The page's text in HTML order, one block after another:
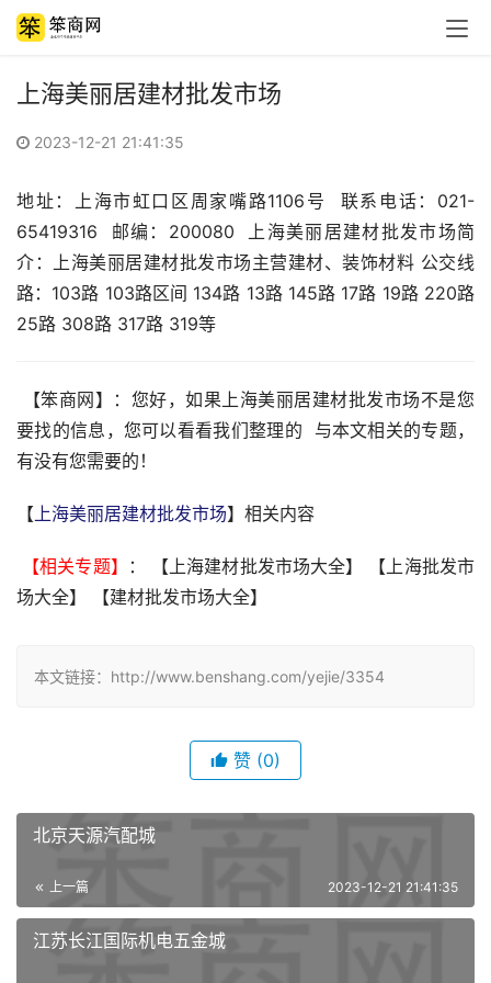
上海美丽居建材批发市场
2023-12-21 21:41:35
地址：上海市虹口区周家嘴路1106号  联系电话：021-
65419316  邮编：200080  上海美丽居建材批发市场简
介：上海美丽居建材批发市场主营建材、装饰材料 公交线
路：103路 103路区间 134路 13路 145路 17路 19路 220路
25路 308路 317路 319等
要找的信息，您可以看看我们整理的  与本文相关的专题，
有没有您需要的！
【上海美丽居建材批发市场】相关内容
【相关专题】
： 【上海建材批发市场大全】 【上海批发市
场大全】 【建材批发市场大全】
本文链接：http://www.benshang.com/yejie/3354
赞 (0)
北京天源汽配城
上一篇 2023-12-21 21:41:35
江苏长江国际机电五金城